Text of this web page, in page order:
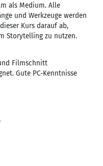
als Medium. Alle
und Werkzeuge werden
Kurs darauf ab,
Storytelling zu nutzen.
Filmschnitt
Gute PC-Kenntnisse